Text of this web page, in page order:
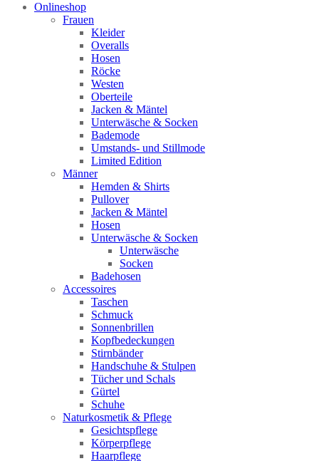
Onlineshop
Frauen
Kleider
Overalls
Hosen
Röcke
Westen
Oberteile
Jacken & Mäntel
Unterwäsche & Socken
Bademode
Umstands- und Stillmode
Limited Edition
Männer
Hemden & Shirts
Pullover
Jacken & Mäntel
Hosen
Unterwäsche & Socken
Unterwäsche
Socken
Badehosen
Accessoires
Taschen
Schmuck
Sonnenbrillen
Kopfbedeckungen
Stirnbänder
Handschuhe & Stulpen
Tücher und Schals
Gürtel
Schuhe
Naturkosmetik & Pflege
Gesichtspflege
Körperpflege
Haarpflege